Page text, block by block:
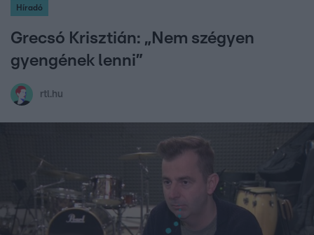
Híradó
Grecsó Krisztián: „Nem szégyen
gyengének lenni”
rtl.hu